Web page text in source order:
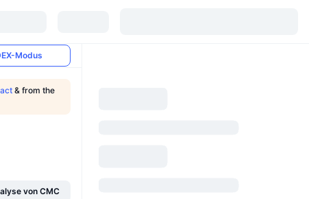
Modus
& from the
von CMC